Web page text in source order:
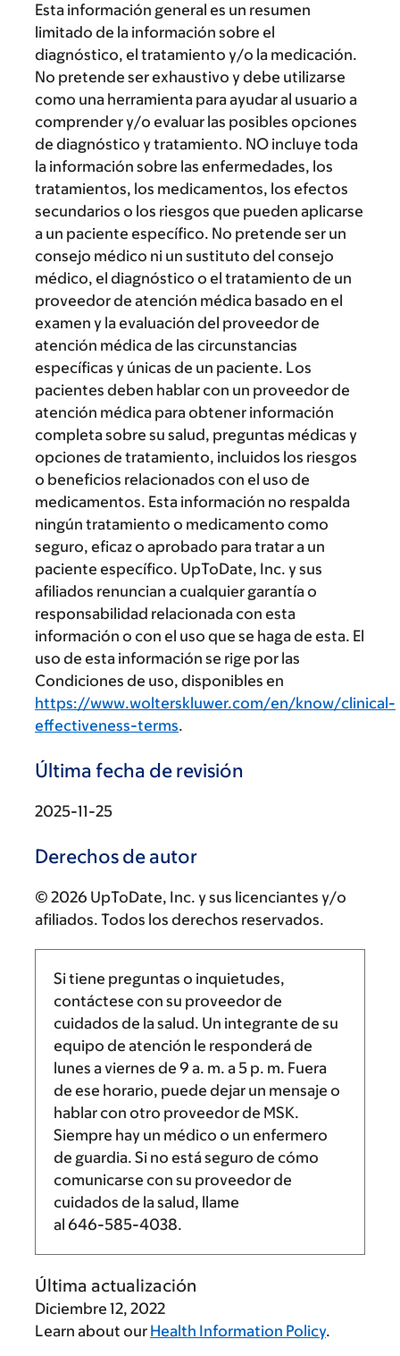
Esta información general es un resumen
limitado de la información sobre el
diagnóstico, el tratamiento y/o la medicación.
No pretende ser exhaustivo y debe utilizarse
como una herramienta para ayudar al usuario a
comprender y/o evaluar las posibles opciones
de diagnóstico y tratamiento. NO incluye toda
la información sobre las enfermedades, los
tratamientos, los medicamentos, los efectos
secundarios o los riesgos que pueden aplicarse
a un paciente específico. No pretende ser un
consejo médico ni un sustituto del consejo
médico, el diagnóstico o el tratamiento de un
proveedor de atención médica basado en el
examen y la evaluación del proveedor de
atención médica de las circunstancias
específicas y únicas de un paciente. Los
pacientes deben hablar con un proveedor de
atención médica para obtener información
completa sobre su salud, preguntas médicas y
opciones de tratamiento, incluidos los riesgos
o beneficios relacionados con el uso de
medicamentos. Esta información no respalda
ningún tratamiento o medicamento como
seguro, eficaz o aprobado para tratar a un
paciente específico. UpToDate, Inc. y sus
afiliados renuncian a cualquier garantía o
responsabilidad relacionada con esta
información o con el uso que se haga de esta. El
uso de esta información se rige por las
Condiciones de uso, disponibles en
https://www.wolterskluwer.com/en/know/clinical-
effectiveness-terms.
Última fecha de revisión
2025-11-25
Derechos de autor
© 2026 UpToDate, Inc. y sus licenciantes y/o
afiliados. Todos los derechos reservados.
Si tiene preguntas o inquietudes,
contáctese con su proveedor de
cuidados de la salud. Un integrante de su
equipo de atención le responderá de
lunes a viernes de 9 a. m. a5 p. m. Fuera
de ese horario, puede dejar un mensaje o
hablar con otro proveedor de MSK.
Siempre hay un médico o un enfermero
de guardia. Si no está seguro de cómo
comunicarse con su proveedor de
cuidados de la salud, llame
al 646-585-4038.
Última actualización
Diciembre 12, 2022
Learn about our Health Information Policy.